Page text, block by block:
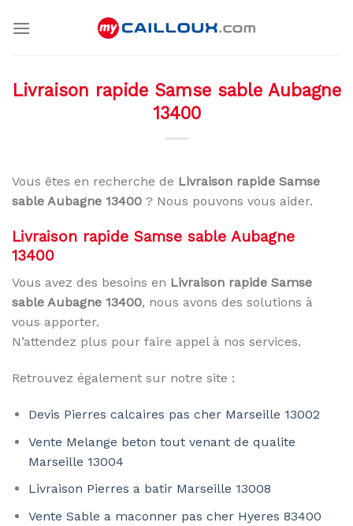
Livraison rapide Samse sable Aubagne
13400
Vous êtes en recherche de Livraison rapide Samse
sable Aubagne 13400 ? Nous pouvons vous aider.
Livraison rapide Samse sable Aubagne
13400
Vous avez des besoins en Livraison rapide Samse
sable Aubagne 13400, nous avons des solutions à
vous apporter.
N’attendez plus pour faire appel à nos services.
Retrouvez également sur notre site :
Devis Pierres calcaires pas cher Marseille 13002
Vente Melange beton tout venant de qualite
Marseille 13004
Livraison Pierres a batir Marseille 13008
Vente Sable a maconner pas cher Hyeres 83400